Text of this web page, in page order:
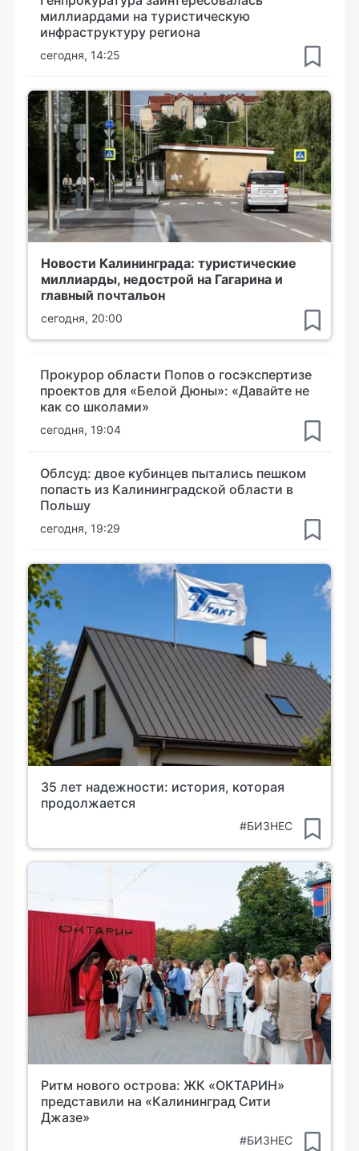
миллиардами на туристическую
инфраструктуру региона
сегодня, 14:25
Новости Калининграда: туристические
миллиарды, недострой на Гагарина и
главный почтальон
сегодня, 20:00
Прокурор области Попов о госэкспертизе
проектов для «Белой Дюны»: «Давайте не
как со школами»
сегодня, 19:04
Облсуд: двое кубинцев пытались пешком
попасть из Калининградской области в
Польшу
сегодня, 19:29
35 лет надежности: история, которая
продолжается
#БИЗНЕС
Ритм нового острова: ЖК «ОКТАРИН»
представили на «Калининград Сити
Джазе»
#БИЗНЕС